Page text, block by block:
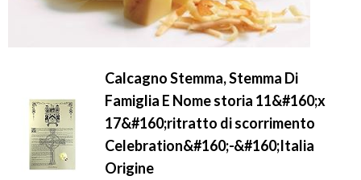
Calcagno Stemma, Stemma Di
Famiglia E Nome storia 11&#160;x
17&#160;ritratto di scorrimento
Celebration&#160;-&#160;Italia
Origine